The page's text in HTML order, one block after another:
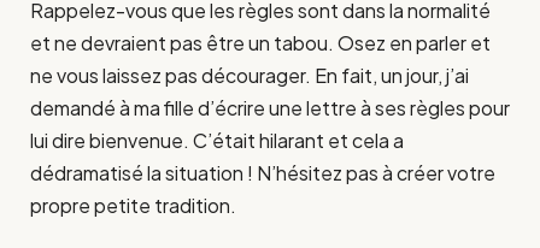
Rappelez-vous que les règles sont dans la normalité
et ne devraient pas être un tabou. Osez en parler et
ne vous laissez pas décourager. En fait, un jour, j’ai
demandé à ma fille d’écrire une lettre à ses règles pour
lui dire bienvenue. C’était hilarant et cela a
dédramatisé la situation ! N’hésitez pas à créer votre
propre petite tradition.